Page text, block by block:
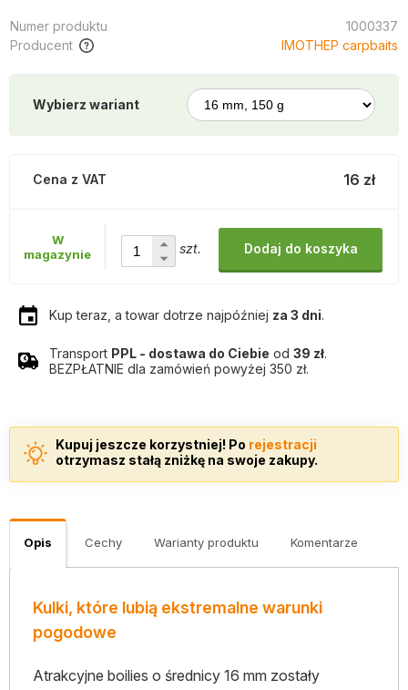
Numer produktu
1000337
Producent
IMOTHEP carpbaits
Wybierz wariant
16 zł
Cena z VAT
W
magazynie
szt. Dodaj do koszyka
Kup teraz, a towar dotrze najpóźniej za 3 dni.
Transport PPL - dostawa do Ciebie od 39 zł.
BEZPŁATNIE dla zamówień powyżej 350 zł.
Kupuj jeszcze korzystniej! Po rejestracji
otrzymasz stałą zniżkę na swoje zakupy.
Opis Cechy Warianty produktu Komentarze
Kulki, które lubią ekstremalne warunki
pogodowe
Atrakcyjne boilies o średnicy 16 mm zostały